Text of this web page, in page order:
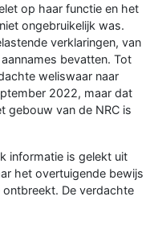
op haar functie en het
ongebruikelijk was.
verklaringen, van
bevatten. Tot
weliswaar naar
2022, maar dat
gebouw van de NRC is
informatie is gelekt uit
het overtuigende bewijs
De verdachte